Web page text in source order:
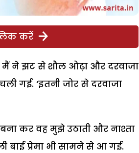
करें
ने झट से शौल ओढ़ा और दरवाजा
गई. ‘इतनी जोर से दरवाजा
कर वह मुझे उठाती और नाश्ता
बाई प्रेमा भी सामने से आ गई.